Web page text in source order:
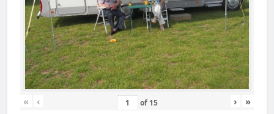
« ‹ of 15 › »